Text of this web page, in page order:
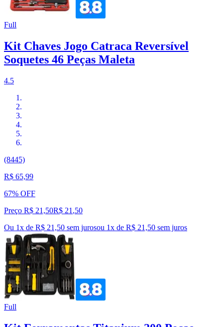
Full
Kit Chaves Jogo Catraca Reversível
Soquetes 46 Peças Maleta
4.5
(8445)
R$ 65,99
67% OFF
Preço R$ 21,50R$ 21 ,50
Ou 1x de R$ 21,50 sem jurosou 1x de R$ 21,50 sem juros
Full